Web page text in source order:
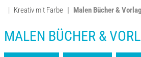
Kreativ mit Farbe Malen Bücher &
MALEN BÜCHER &